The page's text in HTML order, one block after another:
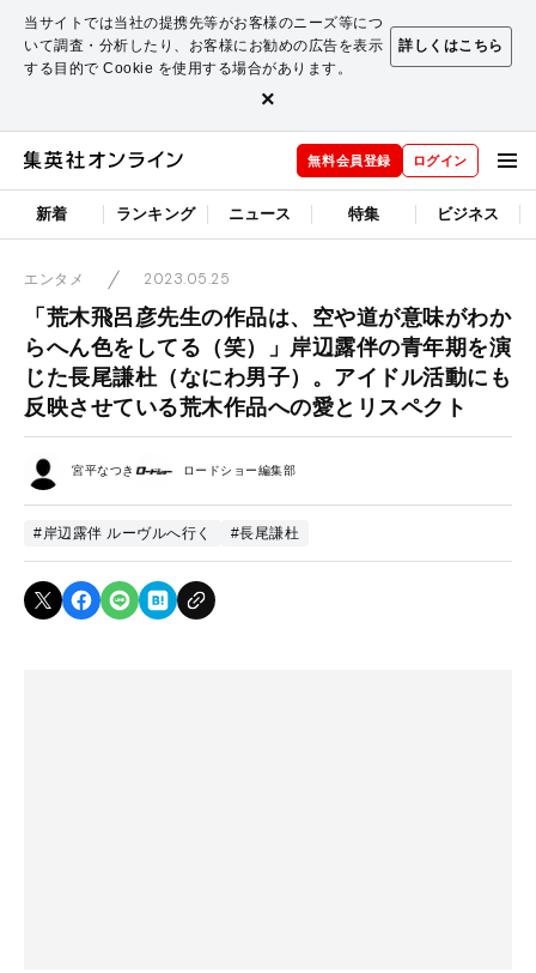
当サイトでは当社の提携先等がお客様のニーズ等につ
いて調査・分析したり、お客様にお勧めの広告を表示
する目的で Cookie を使用する場合があります。
詳しくはこちら
×
無料会員登録 ログイン
新着 ランキング ニュース 特集 ビジネス
エンタメ 2023.05.25
「荒木飛呂彦先生の作品は、空や道が意味がわか
らへん色をしてる（笑）」岸辺露伴の青年期を演
じた長尾謙杜（なにわ男子）。アイドル活動にも
反映させている荒木作品への愛とリスペクト
宮平なつき ロードショー編集部
#岸辺露伴 ルーヴルへ行く #長尾謙杜